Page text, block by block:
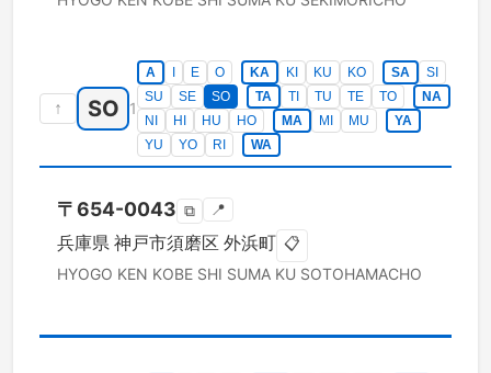
↑ SO 1
A E O KA KI KU KO SA
SI
SU
SE SO TA TI TU TE TO
NA
NI
HI HU HO MA MI MU
YA
YU
YO RI WA
〒654-0043 ⧉ 📍
兵庫県 神戸市須磨区 外浜町 📋
HYOGO KEN KOBE SHI SUMA KU SOTOHAMACHO